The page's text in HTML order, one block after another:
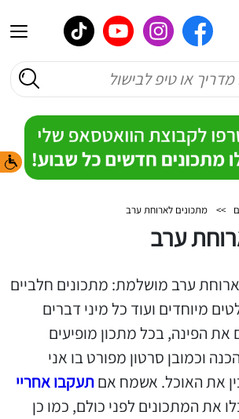
>> מתכונים לארוחת ערב
ערב
ערב מושלמת: מתכונים חלביים
מיוחדים ועוד כל מיני דברים
את הפינה, בכל מתכון מופיעים
וכמובן סרטון מפורט בו אני
את האוכל. אשמח אםתעקבו אחריי
את המתכונים לפני כולם, כמו כן